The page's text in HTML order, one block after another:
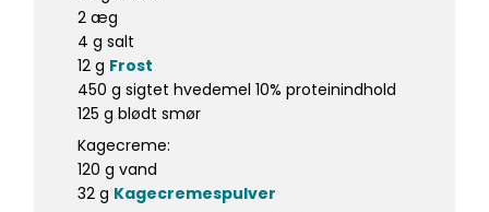
2 æg
4 g salt
12 g Frost
450 g sigtet hvedemel 10% proteinindhold
125 g blødt smør
Kagecreme:
120 g vand
32 g Kagecremespulver